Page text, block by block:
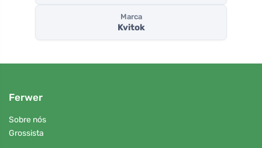
Marca
Kvitok
Ferwer
Sobre nós
Grossista